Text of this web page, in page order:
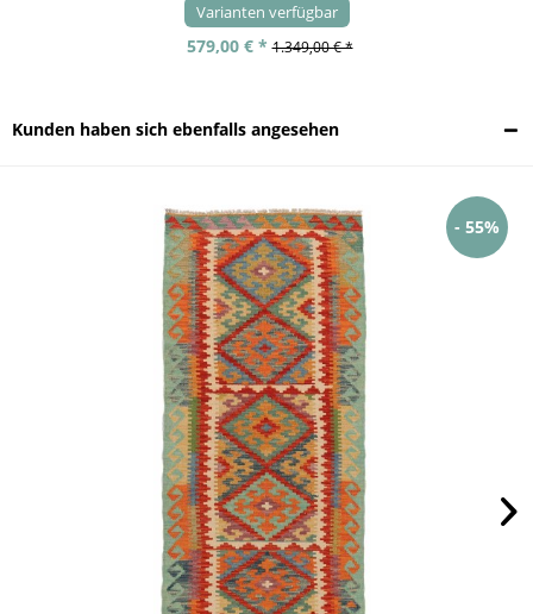
Varianten verfügbar
579,00 € * 1.349,00 € *
Kunden haben sich ebenfalls angesehen
- 55%